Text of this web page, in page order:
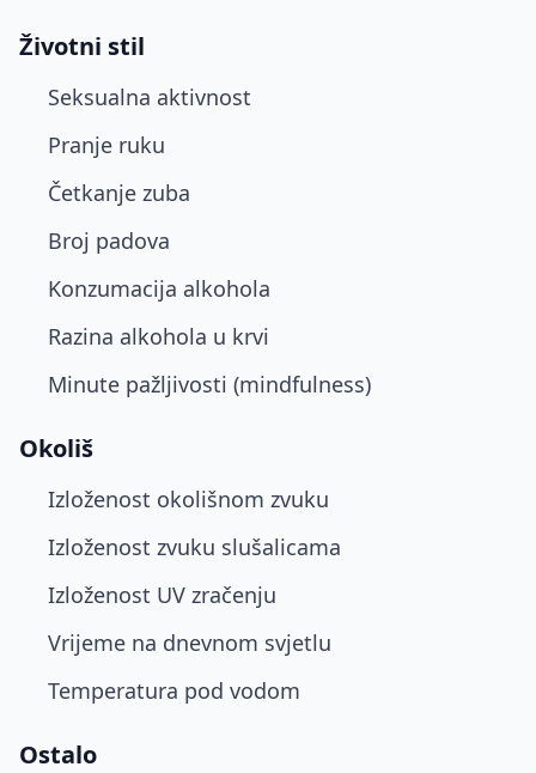
Životni stil
Seksualna aktivnost
Pranje ruku
Četkanje zuba
Broj padova
Konzumacija alkohola
Razina alkohola u krvi
Minute pažljivosti (mindfulness)
Okoliš
Izloženost okolišnom zvuku
Izloženost zvuku slušalicama
Izloženost UV zračenju
Vrijeme na dnevnom svjetlu
Temperatura pod vodom
Ostalo